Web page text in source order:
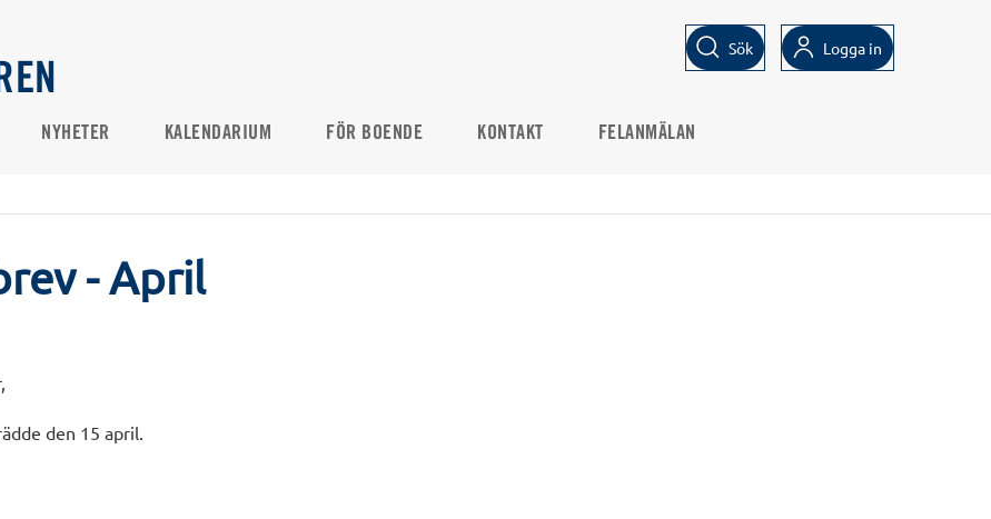
Sök Logga in
NYHETER KALENDARIUM FÖR BOENDE KONTAKT FELANMÄLAN
- April
den 15 april.